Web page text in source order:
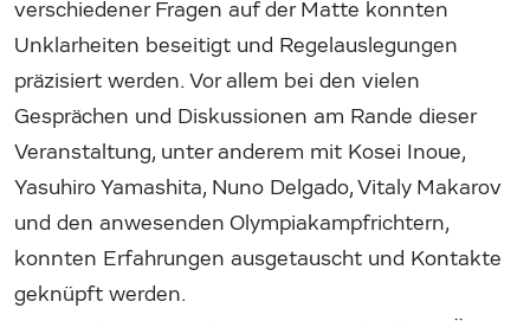
verschiedener Fragen auf der Matte konnten
Unklarheiten beseitigt und Regelauslegungen
präzisiert werden. Vor allem bei den vielen
Gesprächen und Diskussionen am Rande dieser
Veranstaltung, unter anderem mit Kosei Inoue,
Yasuhiro Yamashita, Nuno Delgado, Vitaly Makarov
und den anwesenden Olympiakampfrichtern,
konnten Erfahrungen ausgetauscht und Kontakte
geknüpft werden.